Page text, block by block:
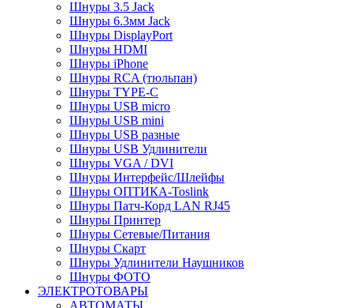
Шнуры 3.5 Jack
Шнуры 6.3мм Jack
Шнуры DisplayPort
Шнуры HDMI
Шнуры iPhone
Шнуры RCA (тюльпан)
Шнуры TYPE-C
Шнуры USB micro
Шнуры USB mini
Шнуры USB разные
Шнуры USB Удлинители
Шнуры VGA / DVI
Шнуры Интерфейс/Шлейфы
Шнуры ОПТИКА-Toslink
Шнуры Патч-Корд LAN RJ45
Шнуры Принтер
Шнуры Сетевые/Питания
Шнуры Скарт
Шнуры Удлинители Наушников
Шнуры ФОТО
ЭЛЕКТРОТОВАРЫ
АВТОМАТЫ